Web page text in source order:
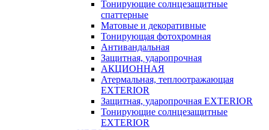
Тонирующие солнцезащитные
спаттерные
Матовые и декоративные
Тонирующая фотохромная
Антивандальная
Защитная, ударопрочная
АКЦИОННАЯ
Атермальная, теплоотражающая
EXTERIOR
Защитная, ударопрочная EXTERIOR
Тонирующие солнцезащитные
EXTERIOR